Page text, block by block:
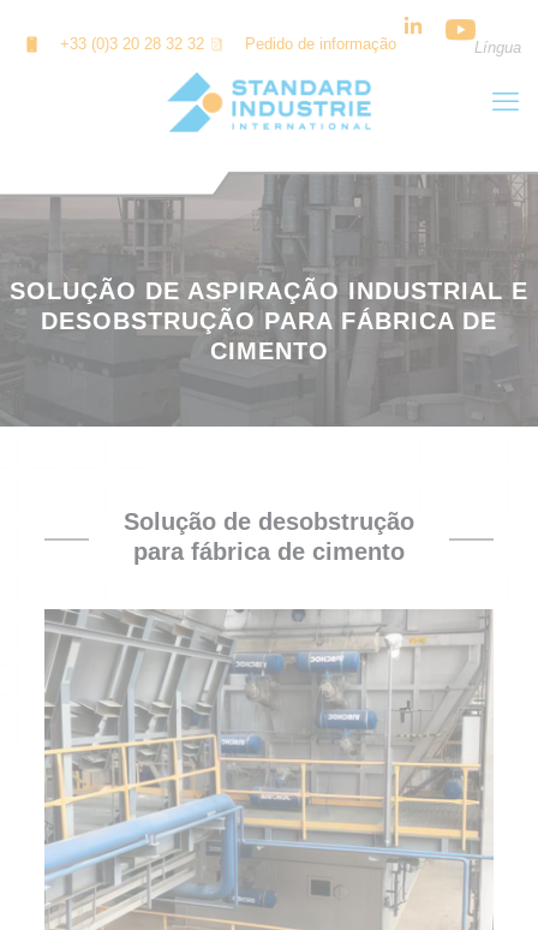
+33 (0)3 20 28 32 32 Pedido de informação Língua
SOLUÇÃO DE ASPIRAÇÃO INDUSTRIAL E
DESOBSTRUÇÃO PARA FÁBRICA DE
CIMENTO
Solução de desobstrução
para fábrica de cimento